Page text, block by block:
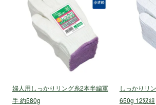
婦人用しっかりリング糸2本半編軍
手 約580g
しっかりリ
650g 12双組